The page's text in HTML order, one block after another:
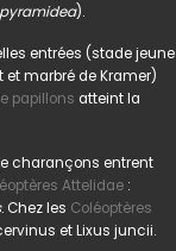
).
entrées (stade jeune
marbré de Kramer)
papillons atteint la
charançons entrent
Attelidae :
. Chez les Coléoptères
et Lixus juncii.